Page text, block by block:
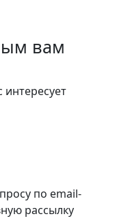
вам
интересует
по email-
рассылку